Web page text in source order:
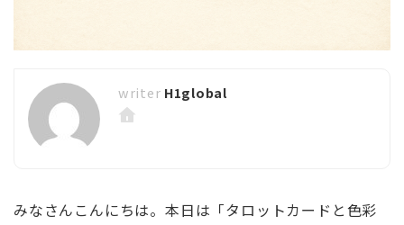
H1global
みなさんこんにちは。本日は「タロットカードと色彩